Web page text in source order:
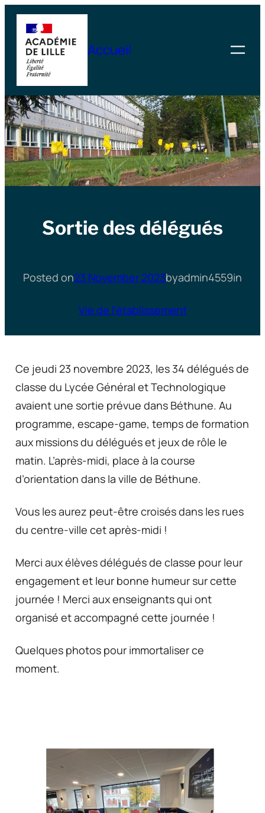
Skip
content
Accueil
Sortie des délégués
Posted on23 November 2023byadmin4559in
Vie de l’établissement
Ce jeudi 23 novembre 2023, les 34 délégués de
classe du Lycée Général et Technologique
avaient une sortie prévue dans Béthune. Au
programme, escape-game, temps de formation
aux missions du délégués et jeux de rôle le
matin. L’après-midi, place à la course
d’orientation dans la ville de Béthune.
Vous les aurez peut-être croisés dans les rues
du centre-ville cet après-midi !
Merci aux élèves délégués de classe pour leur
engagement et leur bonne humeur sur cette
journée ! Merci aux enseignants qui ont
organisé et accompagné cette journée !
Quelques photos pour immortaliser ce
moment.